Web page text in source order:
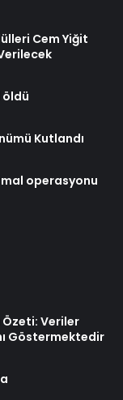
Cem Yiğit
öldü
Kutlandı
mal operasyonu
Özeti: Veriler
Göstermektedir